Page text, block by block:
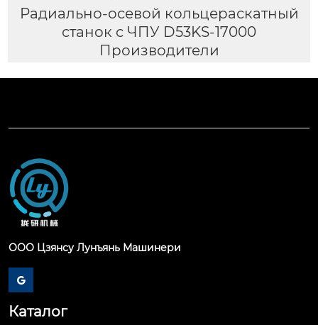
Радиально-осевой кольцераскатный
станок с ЧПУ D53KS-17000
Производители
ООО Цзянсу Лунъянь Машинери

Каталог